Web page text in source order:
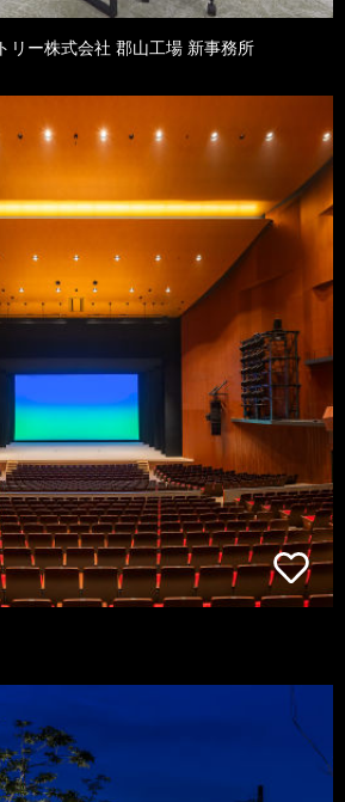
リー株式会社 郡山工場 新事務所